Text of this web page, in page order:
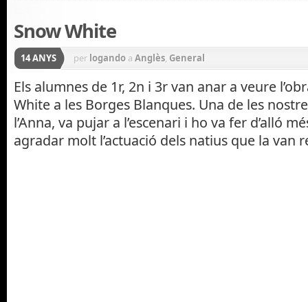
Snow White
14 ANYS per logando a Anglès General
Els alumnes de 1r, 2n i 3r van anar a veure
White a les Borges Blanques. Una de les
l’Anna, va pujar a l’escenari i ho va fer d’alló
agradar molt l’actuació dels natius que la van